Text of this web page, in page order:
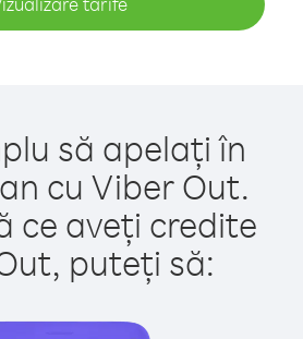
să apelați în
cu Viber Out.
ce aveți credite
puteți să: